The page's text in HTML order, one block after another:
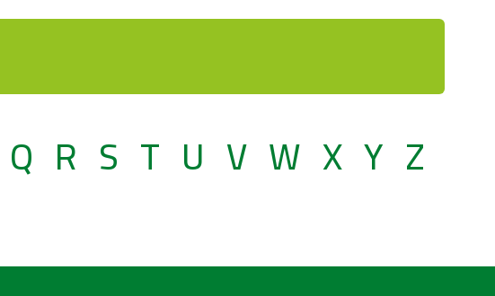
Q R S T U V W X Y Z